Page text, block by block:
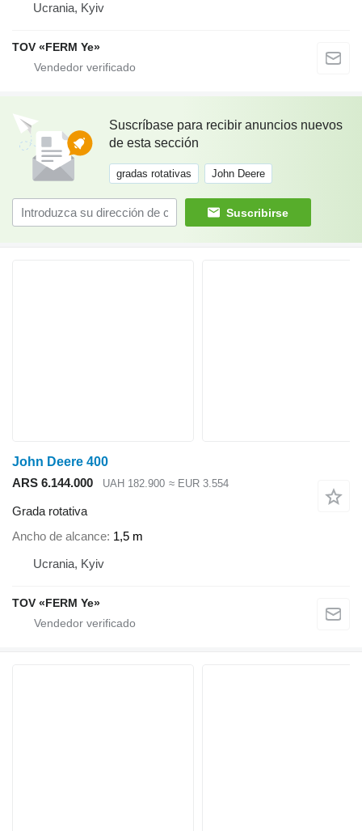
Ucrania, Kyiv
TOV «FERM Ye»
Suscríbase para recibir anuncios nuevos
de esta sección
gradas rotativas John Deere
Suscribirse
John Deere 400
ARS 6.144.000
UAH 182.900 ≈ EUR 3.554
Grada rotativa
Ancho de alcance 1,5 m
Ucrania, Kyiv
TOV «FERM Ye»